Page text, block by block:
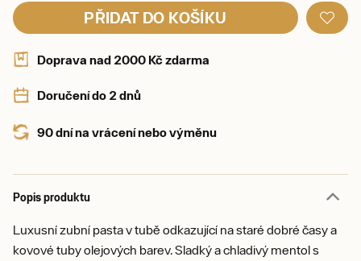
PŘIDAT DO KOŠÍKU
Doprava nad 2000 Kč zdarma
Doručení do 2 dnů
90 dní na vrácení nebo výměnu
Popis produktu
Luxusní zubní pasta v tubě odkazující na staré dobré časy a
kovové tuby olejových barev. Sladký a chladivý mentol s